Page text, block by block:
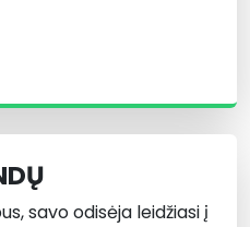
savo odisėja leidžiasi į